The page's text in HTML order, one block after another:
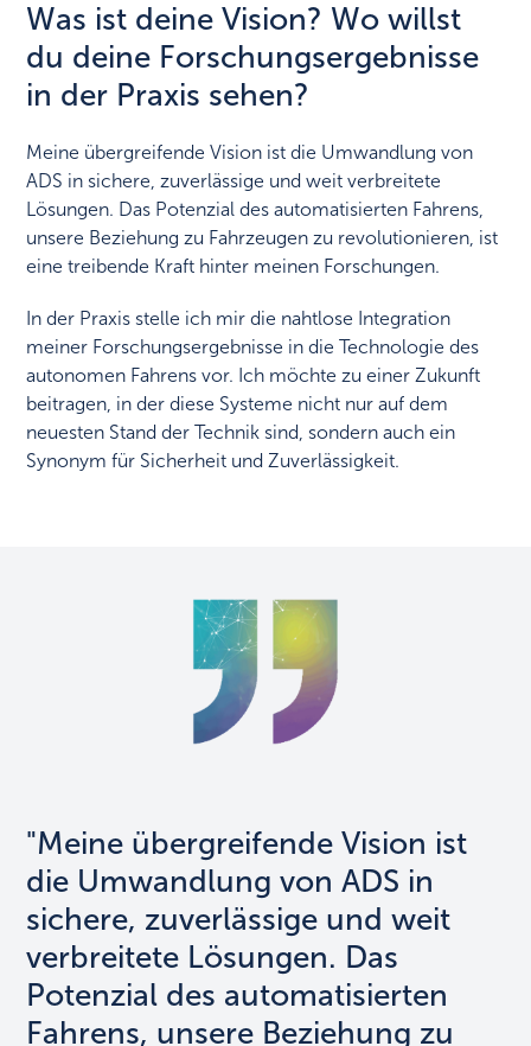
Was ist deine Vision? Wo willst
du deine Forschungsergebnisse
in der Praxis sehen?
Meine übergreifende Vision ist die Umwandlung von
ADS in sichere, zuverlässige und weit verbreitete
Lösungen. Das Potenzial des automatisierten Fahrens,
unsere Beziehung zu Fahrzeugen zu revolutionieren, ist
eine treibende Kraft hinter meinen Forschungen.
In der Praxis stelle ich mir die nahtlose Integration
meiner Forschungsergebnisse in die Technologie des
autonomen Fahrens vor. Ich möchte zu einer Zukunft
beitragen, in der diese Systeme nicht nur auf dem
neuesten Stand der Technik sind, sondern auch ein
Synonym für Sicherheit und Zuverlässigkeit.
"Meine übergreifende Vision ist
die Umwandlung von ADS in
sichere, zuverlässige und weit
verbreitete Lösungen. Das
Potenzial des automatisierten
Fahrens, unsere Beziehung zu